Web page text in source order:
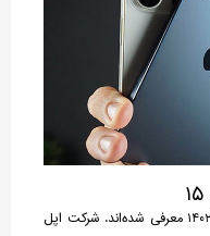
آیفون‌های سری ۱۵ در تاریخ ۲۱ شهریور ماه ۱۴۰۲ معرفی شده‌اند. شرکت اپل